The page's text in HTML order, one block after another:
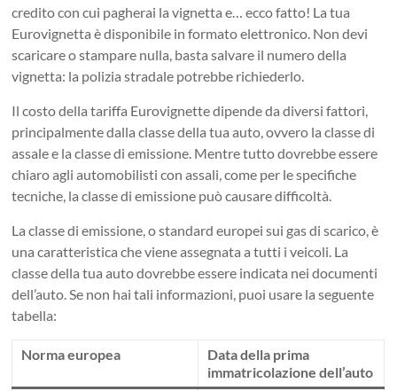
credito con cui pagherai la vignetta e… ecco fatto! La tua
Eurovignetta è disponibile in formato elettronico. Non devi
scaricare o stampare nulla, basta salvare il numero della
vignetta: la polizia stradale potrebbe richiederlo.
Il costo della tariffa Eurovignette dipende da diversi fattori,
principalmente dalla classe della tua auto, ovvero la classe di
assale e la classe di emissione. Mentre tutto dovrebbe essere
chiaro agli automobilisti con assali, come per le specifiche
tecniche, la classe di emissione può causare difficoltà.
La classe di emissione, o standard europei sui gas di scarico, è
una caratteristica che viene assegnata a tutti i veicoli. La
classe della tua auto dovrebbe essere indicata nei documenti
dell’auto. Se non hai tali informazioni, puoi usare la seguente
tabella:
Norma europea
Data della prima
immatricolazione dell’auto